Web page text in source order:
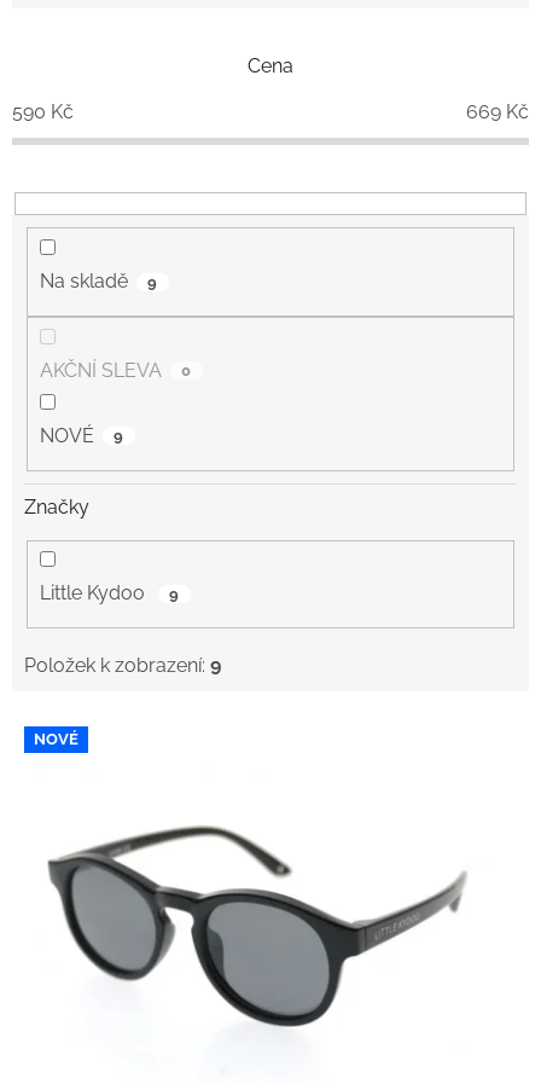
d
u
Cena
590 Kč 669 Kč
Na skladě 9
AKČNÍ SLEVA 0
NOVÉ 9
Značky
Little Kydoo 9
Položek k zobrazení: 9
V NOVÉ